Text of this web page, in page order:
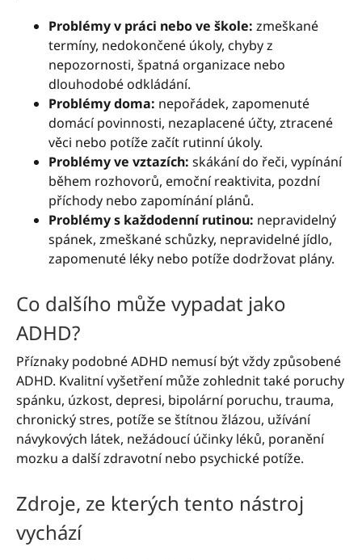
Problémy v práci nebo ve škole: zmeškané
termíny, nedokončené úkoly, chyby z
nepozornosti, špatná organizace nebo
dlouhodobé odkládání.
Problémy doma: nepořádek, zapomenuté
domácí povinnosti, nezaplacené účty, ztracené
věci nebo potíže začít rutinní úkoly.
Problémy ve vztazích: skákání do řeči, vypínání
během rozhovorů, emoční reaktivita, pozdní
příchody nebo zapomínání plánů.
Problémy s každodenní rutinou: nepravidelný
spánek, zmeškané schůzky, nepravidelné jídlo,
zapomenuté léky nebo potíže dodržovat plány.
Co dalšího může vypadat jako
ADHD?
Příznaky podobné ADHD nemusí být vždy způsobené
ADHD. Kvalitní vyšetření může zohlednit také poruchy
spánku, úzkost, depresi, bipolární poruchu, trauma,
chronický stres, potíže se štítnou žlázou, užívání
návykových látek, nežádoucí účinky léků, poranění
mozku a další zdravotní nebo psychické potíže.
Zdroje, ze kterých tento nástroj
vychází